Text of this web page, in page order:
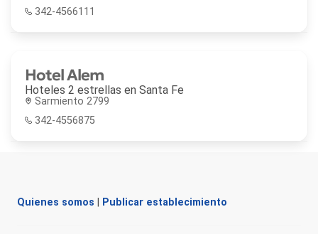
342-4566111
Hotel Alem
Hoteles 2 estrellas en Santa Fe
Sarmiento 2799
342-4556875
Quienes somos Publicar establecimiento